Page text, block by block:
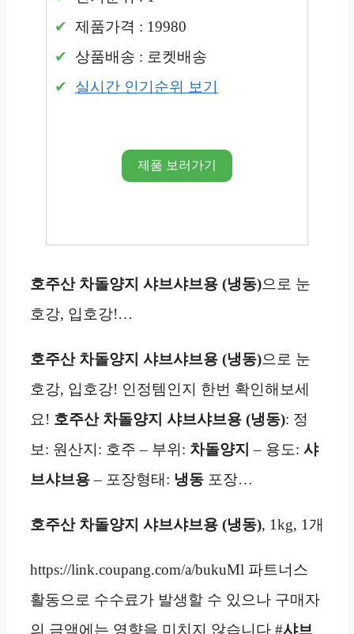
제품가격 : 19980
상품배송 : 로켓배송
실시간 인기순위 보기
제품 보러가기
호주산 차돌양지 샤브샤브용 (냉동)으로 눈
호강, 입호강!…
호주산 차돌양지 샤브샤브용 (냉동)으로 눈
호강, 입호강! 인정템인지 한번 확인해보세
요! 호주산 차돌양지 샤브샤브용 (냉동): 정
보: 원산지: 호주 – 부위: 차돌양지 – 용도: 샤
브샤브용– 포장형태: 냉동 포장…
호주산 차돌양지 샤브샤브용 (냉동), 1kg, 1개
https://link.coupang.com/a/bukuMl 파트너스
활동으로 수수료가 발생할 수 있으나 구매자
의 금액에는 영향을 미치지 않습니다 #샤브